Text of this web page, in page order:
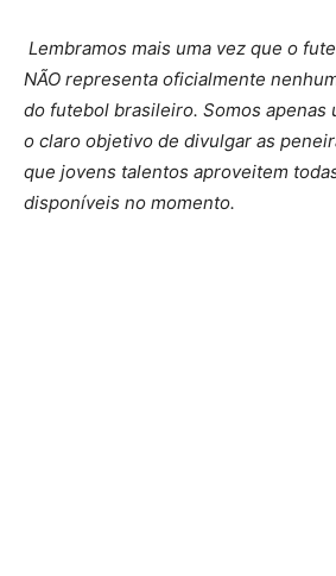
Lembramos mais uma vez que o
NÃO representa oficialmente
do futebol brasileiro. Somos apenas
o claro objetivo de divulgar as
que jovens talentos aproveitem
disponíveis no momento.